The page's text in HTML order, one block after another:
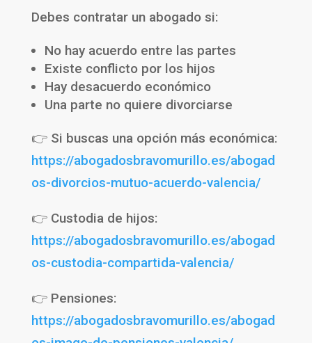
Debes contratar un abogado si:
No hay acuerdo entre las partes
Existe conflicto por los hijos
Hay desacuerdo económico
Una parte no quiere divorciarse
👉 Si buscas una opción más económica:
https://abogadosbravomurillo.es/abogad
os-divorcios-mutuo-acuerdo-valencia/
👉 Custodia de hijos:
https://abogadosbravomurillo.es/abogad
os-custodia-compartida-valencia/
👉 Pensiones:
https://abogadosbravomurillo.es/abogad